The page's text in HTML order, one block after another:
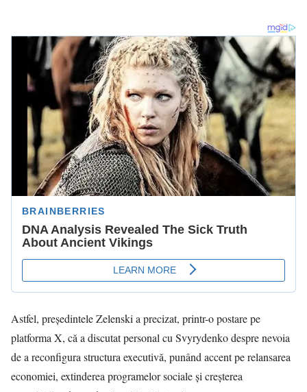
Astfel, preşedintele Zelenski a precizat, printr-o postare pe
platforma X, că a discutat personal cu Svyrydenko despre nevoia
de a reconfigura structura executivă, punând accent pe relansarea
economiei, extinderea programelor sociale și creșterea